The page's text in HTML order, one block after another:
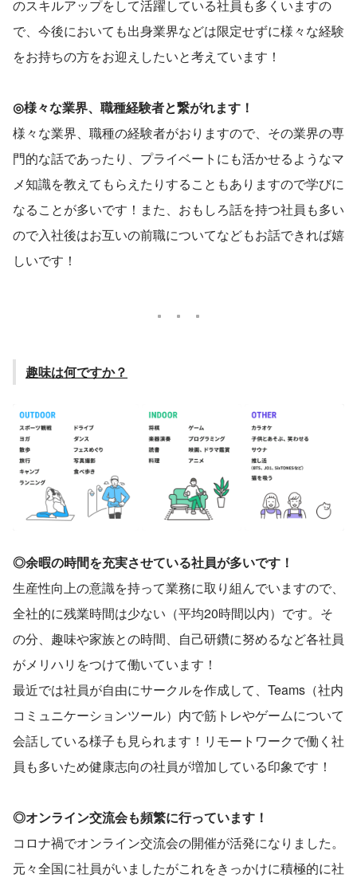
のスキルアップをして活躍している社員も多くいますの
で、今後においても出身業界などは限定せずに様々な経験
をお持ちの方をお迎えしたいと考えています！
◎様々な業界、職種経験者と繋がれます！
様々な業界、職種の経験者がおりますので、その業界の専
門的な話であったり、プライベートにも活かせるようなマ
メ知識を教えてもらえたりすることもありますので学びに
なることが多いです！また、おもしろ話を持つ社員も多い
ので入社後はお互いの前職についてなどもお話できれば嬉
しいです！
趣味は何ですか？
◎余暇の時間を充実させている社員が多いです！
生産性向上の意識を持って業務に取り組んでいますので、
全社的に残業時間は少ない（平均20時間以内）です。そ
の分、趣味や家族との時間、自己研鑽に努めるなど各社員
がメリハリをつけて働いています！
最近では社員が自由にサークルを作成して、Teams（社内
コミュニケーションツール）内で筋トレやゲームについて
会話している様子も見られます！リモートワークで働く社
員も多いため健康志向の社員が増加している印象です！
◎オンライン交流会も頻繁に行っています！
コロナ禍でオンライン交流会の開催が活発になりました。
元々全国に社員がいましたがこれをきっかけに積極的に社